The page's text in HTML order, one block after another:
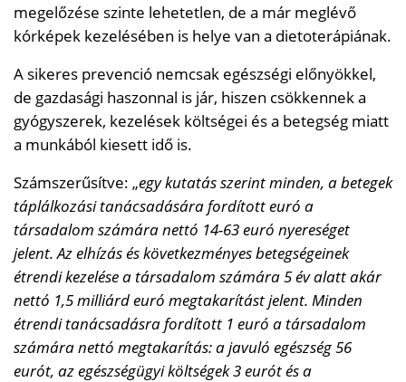
megelőzése szinte lehetetlen, de a már meglévő
kórképek kezelésében is helye van a dietoterápiának.
A sikeres prevenció nemcsak egészségi előnyökkel,
de gazdasági haszonnal is jár, hiszen csökkennek a
gyógyszerek, kezelések költségei és a betegség miatt
a munkából kiesett idő is.
Számszerűsítve: „egy kutatás szerint minden, a betegek
táplálkozási tanácsadására fordított euró a
társadalom számára nettó 14-63 euró nyereséget
jelent. Az elhízás és következményes betegségeinek
étrendi kezelése a társadalom számára 5 év alatt akár
nettó 1,5 milliárd euró megtakarítást jelent. Minden
étrendi tanácsadásra fordított 1 euró a társadalom
számára nettó megtakarítás: a javuló egészség 56
eurót, az egészségügyi költségek 3 eurót és a